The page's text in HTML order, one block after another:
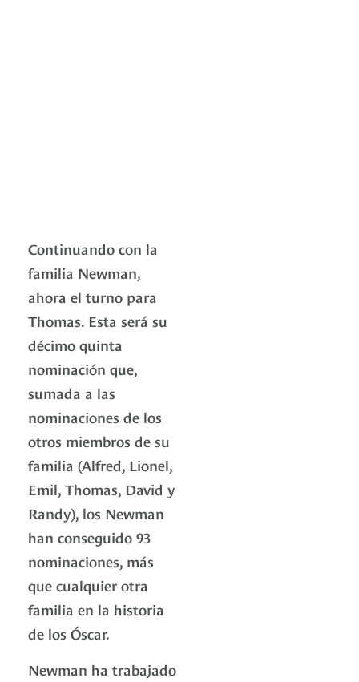
Continuando con la
familia Newman,
ahora el turno para
Thomas. Esta será su
décimo quinta
nominación que,
sumada a las
nominaciones de los
otros miembros de su
familia (Alfred, Lionel,
Emil, Thomas, David y
Randy), los Newman
han conseguido 93
nominaciones, más
que cualquier otra
familia en la historia
de los Óscar.
Newman ha trabajado